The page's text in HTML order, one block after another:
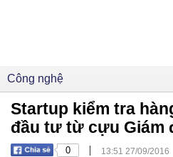
Công nghệ
Startup kiểm tra
đầu tư từ cựu Giám
0 | 13:51 27/09/2016